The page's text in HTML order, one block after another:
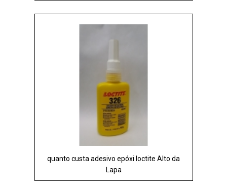
quanto custa adesivo epóxi loctite Alto da
Lapa